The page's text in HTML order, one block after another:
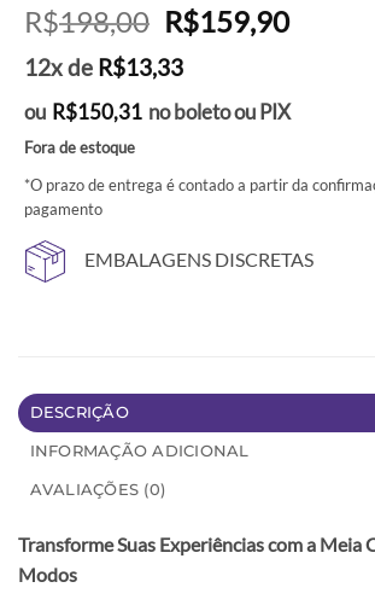
R$198,00 O
preço
original
era:
R$159,90O
é:
12x de R$13,33
ou R$150,31 no boleto ou PIX
Fora de estoque
*O prazo de entrega é contado a partir da
pagamento
EMBALAGENS DISCRETAS
DESCRIÇÃO
INFORMAÇÃO ADICIONAL
AVALIAÇÕES (0)
Transforme Suas Experiências com a Meia
Modos